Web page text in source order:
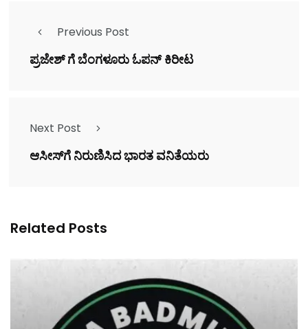
Previous Post
ಪ್ರಜೇಶ್ ಗೆ ಬೆಂಗಳೂರು ಓಪನ್ ಕಿರೀಟ
Next Post
ಆಸೀಸ್‍ಗೆ ನಿರುಣಿಸಿದ ಭಾರತ ವನಿತೆಯರು
Related Posts